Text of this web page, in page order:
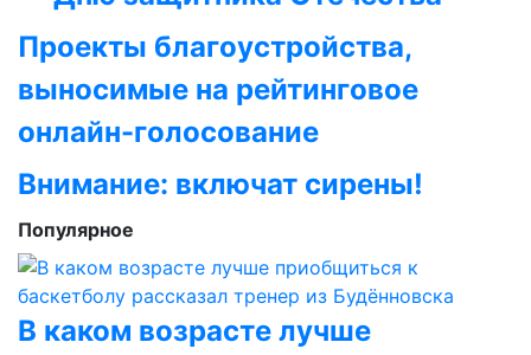
Проекты благоустройства,
выносимые на рейтинговое
онлайн-голосование
Внимание: включат сирены!
Популярное
В каком возрасте лучше